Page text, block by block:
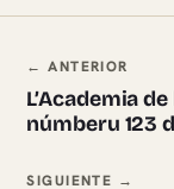
← ANTERIOR
L’Academia
númberu 123
SIGUIENTE →